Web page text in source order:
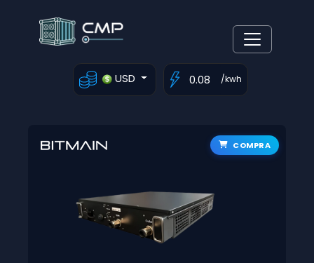
USD /kwh
COMPRA